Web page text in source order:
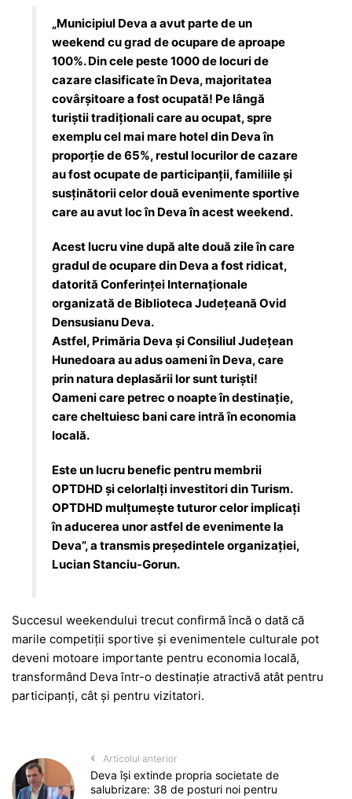
„Municipiul Deva a avut parte de un
weekend cu grad de ocupare de aproape
100%. Din cele peste 1000 de locuri de
cazare clasificate în Deva, majoritatea
covârșitoare a fost ocupată! Pe lângă
turiștii tradiționali care au ocupat, spre
exemplu cel mai mare hotel din Deva în
proporție de 65%, restul locurilor de cazare
au fost ocupate de participanții, familiile și
susținătorii celor două evenimente sportive
care au avut loc în Deva în acest weekend.
Acest lucru vine după alte două zile în care
gradul de ocupare din Deva a fost ridicat,
datorită Conferinței Internaționale
organizată de Biblioteca Județeană Ovid
Densusianu Deva.
Astfel, Primăria Deva și Consiliul Județean
Hunedoara au adus oameni în Deva, care
prin natura deplasării lor sunt turiști!
Oameni care petrec o noapte în destinație,
care cheltuiesc bani care intră în economia
locală.
Este un lucru benefic pentru membrii
OPTDHD și celorlalți investitori din Turism.
OPTDHD mulțumește tuturor celor implicați
în aducerea unor astfel de evenimente la
Deva”, a transmis președintele organizației,
Lucian Stanciu-Gorun.
Succesul weekendului trecut confirmă încă o dată că
marile competiții sportive și evenimentele culturale pot
deveni motoare importante pentru economia locală,
transformând Deva într-o destinație atractivă atât pentru
participanți, cât și pentru vizitatori.
Articolul anterior
Deva își extinde propria societate de
salubrizare: 38 de posturi noi pentru